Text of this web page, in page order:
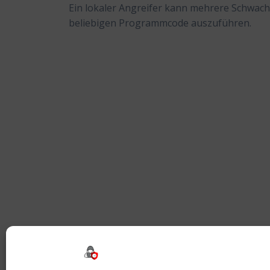
Ein lokaler Angreifer kann mehrere
beliebigen Programmcode auszuführen.